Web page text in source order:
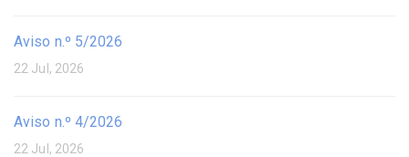
Aviso n.º 5/2026
22 Jul, 2026
Aviso n.º 4/2026
22 Jul, 2026